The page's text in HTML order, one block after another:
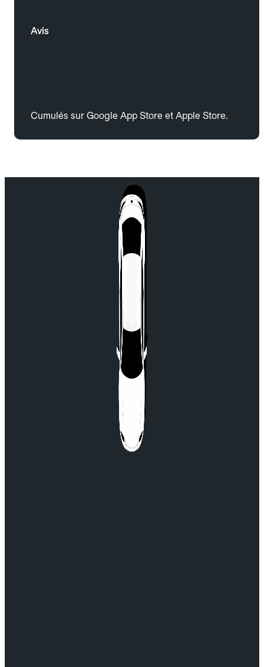
Avis
Cumulés sur Google App Store et Apple Store.